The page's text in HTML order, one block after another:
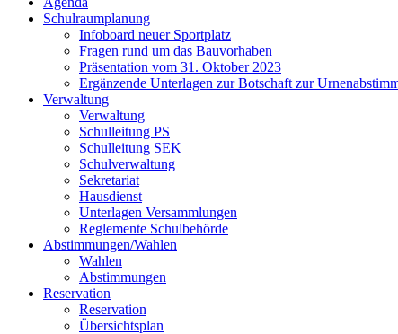
Schulraumplanung
Infoboard neuer Sportplatz
Fragen rund um das Bauvorhaben
Präsentation vom 31. Oktober 2023
Ergänzende Unterlagen zur Botschaft zur
Verwaltung
Verwaltung
Schulleitung PS
Schulleitung SEK
Schulverwaltung
Sekretariat
Hausdienst
Unterlagen Versammlungen
Reglemente Schulbehörde
Abstimmungen/Wahlen
Wahlen
Abstimmungen
Reservation
Reservation
Übersichtsplan